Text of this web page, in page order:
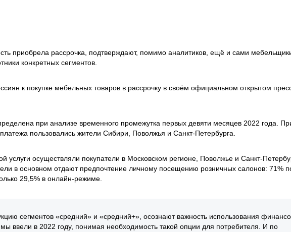
приобрела рассрочка, подтверждают, помимо аналитиков, ещё и сами
конкретных сегментов.
к покупке мебельных товаров в рассрочку в своём официальном открытом
при анализе временного промежутка первых девяти месяцев 2022 года.
пользовались жители Сибири, Поволжья и Санкт-Петербурга.
услуги осуществляли покупатели в Московском регионе, Поволжье и Санкт-
в основном отдают предпочтение личному посещению розничных салонов: 71%
29,5% в онлайн-режиме.
сегментов «средний» и «средний+», осознают важность использования
ввели в 2022 году, понимая необходимость такой опции для потребителя. И по